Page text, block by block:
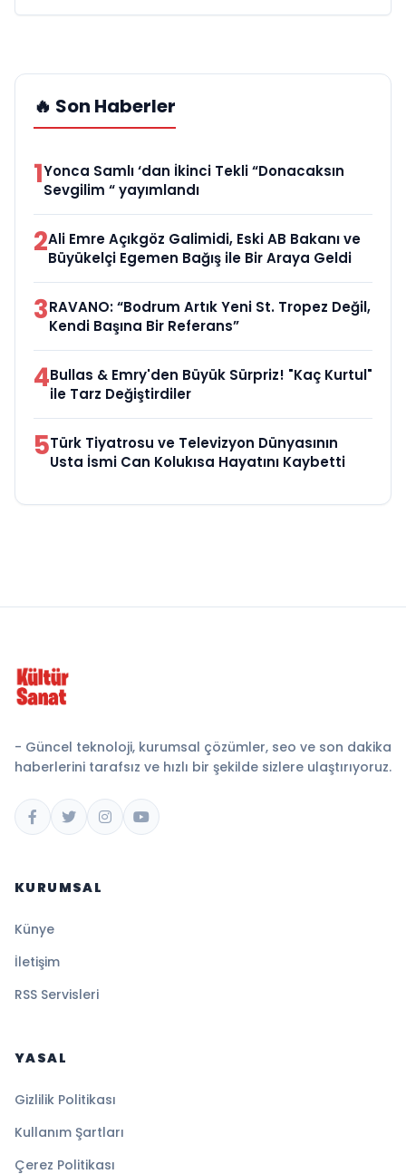
🔥 Son Haberler
1Yonca Samlı ‘dan İkinci Tekli “Donacaksın
Sevgilim “ yayımlandı
2Ali Emre Açıkgöz Galimidi, Eski AB Bakanı ve
Büyükelçi Egemen Bağış ile Bir Araya Geldi
3RAVANO: “Bodrum Artık Yeni St. Tropez Değil,
Kendi Başına Bir Referans”
4Bullas & Emry'den Büyük Sürpriz! "Kaç Kurtul"
ile Tarz Değiştirdiler
5Türk Tiyatrosu ve Televizyon Dünyasının
Usta İsmi Can Kolukısa Hayatını Kaybetti
- Güncel teknoloji, kurumsal çözümler, seo ve son dakika
haberlerini tarafsız ve hızlı bir şekilde sizlere ulaştırıyoruz.
KURUMSAL
Künye
İletişim
RSS Servisleri
YASAL
Gizlilik Politikası
Kullanım Şartları
Çerez Politikası